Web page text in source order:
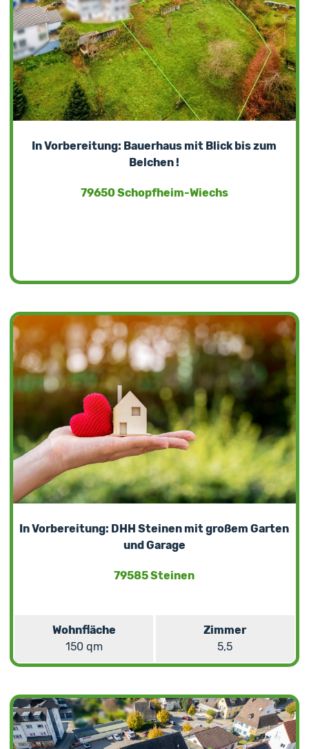
In Vorbereitung: Bauerhaus mit Blick bis zum
Belchen !
79650 Schopfheim-Wiechs
In Vorbereitung: DHH Steinen mit großem Garten
und Garage
79585 Steinen
Wohnfläche
150 qm
Zimmer
5,5